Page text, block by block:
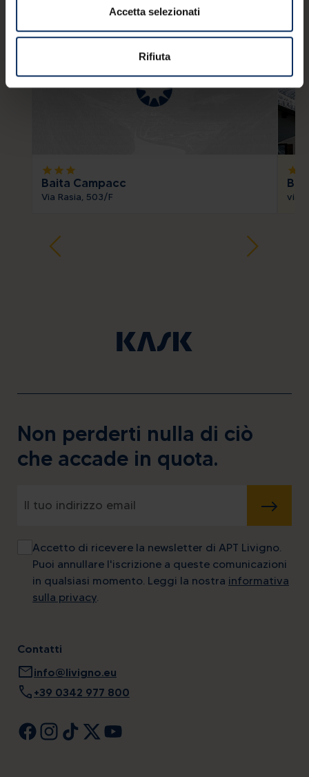
Accetta selezionati
Rifiuta
starstarstar
Baita Campacc
Via Rasia, 503/F
star
via
Non perderti nulla di ciò
che accade in quota.
INVIA
Accetto di ricevere la newsletter di APT Livigno.
Puoi annullare l'iscrizione a queste comunicazioni
in qualsiasi momento. Leggi la nostra informativa
sulla privacy.
Contatti
mailinfo@livigno.eu
call +39 0342 977 800